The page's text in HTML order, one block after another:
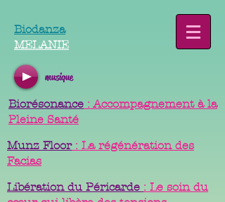
Biodanza
MELANIE
musique
Biorésonance : Accompagnement à la
Pleine Santé
Munz Floor: La régénération des
Facias
Libération du Péricarde : Le soin du